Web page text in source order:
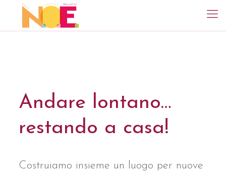
Andare lontano…
restando a casa!
Costruiamo insieme un luogo per nuove